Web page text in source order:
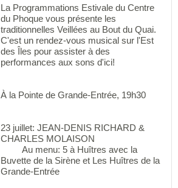
La Programmations Estivale du Centre
du Phoque vous présente les
traditionnelles Veillées au Bout du Quai.
C'est un rendez-vous musical sur l'Est
des Îles pour assister à des
performances aux sons d'ici!
À la Pointe de Grande-Entrée, 19h30
23 juillet: JEAN-DENIS RICHARD &
CHARLES MOLAISON
Au menu: 5 à Huîtres avec la
Buvette de la Sirène et Les Huîtres de la
Grande-Entrée